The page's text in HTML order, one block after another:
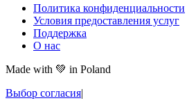
Политика конфиденциальности
Условия предоставления услуг
Поддержка
О нас
Made with 💚 in Poland
Выбор согласия|